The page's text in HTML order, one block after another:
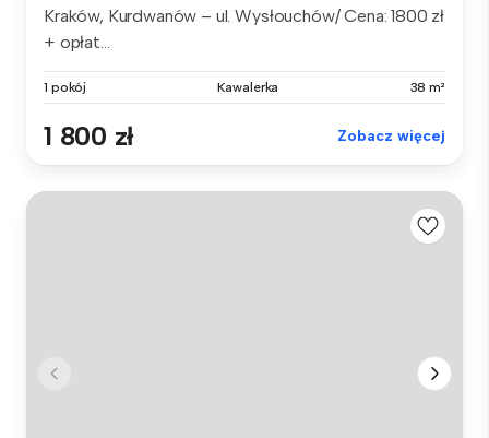
Kraków, Kurdwanów – ul. Wysłouchów/ Cena: 1800 zł
+ opłat...
1 pokój Kawalerka 38 m²
1 800 zł Zobacz więcej